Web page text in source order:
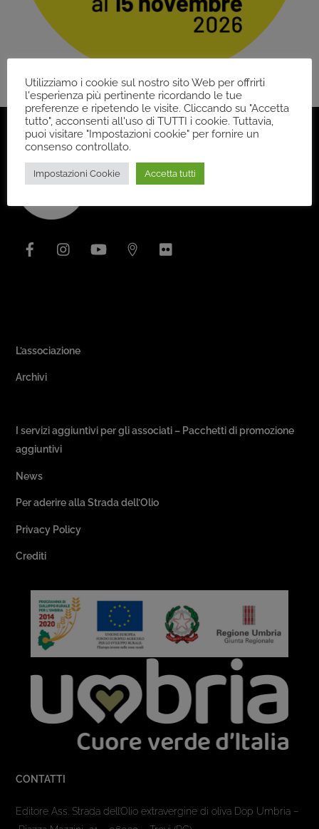
Top
YouTube
L’associazione
Archivi
I servizi aggiuntivi per gli associati – Pacchetti di promozione
aggiuntivi
News
Per aderire alla Strada dell’Olio
Privacy Policy
Crediti
CONTATTI
Editore Ass. Strada dell’Olio extravergine di oliva Dop Umbria –
Utilizziamo i cookie sul nostro sito Web per offrirti
l'esperienza più pertinente ricordando le tue
preferenze e ripetendo le visite. Cliccando su "Accetta
tutto", acconsenti all'uso di TUTTI i cookie. Tuttavia,
puoi visitare "Impostazioni cookie" per fornire un
consenso controllato.
Impostazioni Cookie Accetta tutti